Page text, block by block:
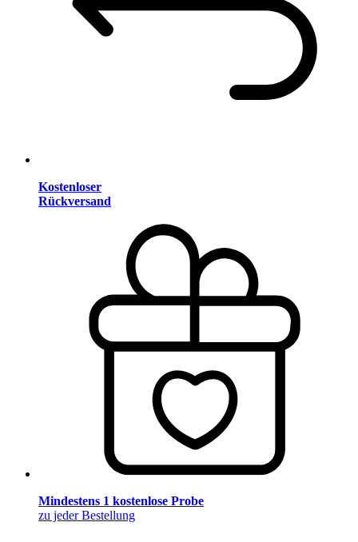
Kostenloser
Rückversand
Mindestens 1 kostenlose Probe
zu jeder Bestellung